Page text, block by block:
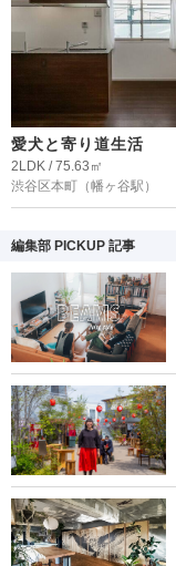
愛犬と寄り道生活
2LDK / 75.63㎡
渋谷区本町 （幡ヶ谷駅）
編集部 PICKUP 記事